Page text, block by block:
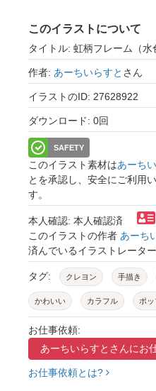
このイラストについて
タイトル: 虹柄フレーム（水
作者: あーちいらすと さん
イラストのID: 27628922
ダウンロード: 0回
SAFETY
このイラスト素材はあーち
とを承認し、安全にご利用
す。
本人確認: 本人確認済
このイラストの作者 あーち
済んでいるイラストレーター
タグ: クレヨン 手描き
かわいい カラフル ポッ
レインボー
お絵描き 飾り 装飾
お仕事依頼:
あーちいらすとさんにお
お仕事依頼とは?